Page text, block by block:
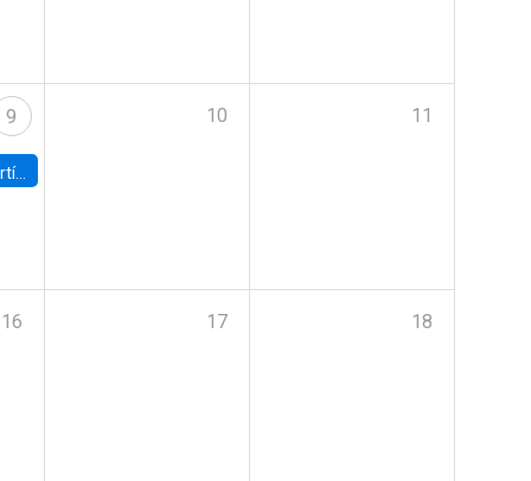
9
UC
10 11
16 17 18